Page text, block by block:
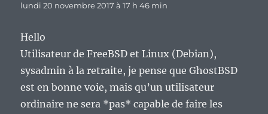
lundi 20 novembre 2017 à 17 h 46 min
Hello
Utilisateur de FreeBSD et Linux (Debian),
sysadmin à la retraite, je pense que GhostBSD
est en bonne voie, mais qu’un utilisateur
ordinaire ne sera *pas* capable de faire les